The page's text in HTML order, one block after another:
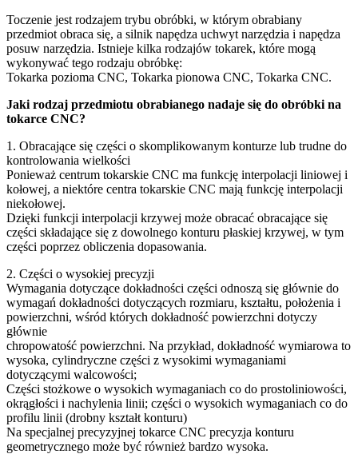
Toczenie jest rodzajem trybu obróbki, w którym obrabiany
przedmiot obraca się, a silnik napędza uchwyt narzędzia i napędza
posuw narzędzia. Istnieje kilka rodzajów tokarek, które mogą
wykonywać tego rodzaju obróbkę:
Tokarka pozioma CNC, Tokarka pionowa CNC, Tokarka CNC.
Jaki rodzaj przedmiotu obrabianego nadaje się do obróbki na
tokarce CNC?
1. Obracające się części o skomplikowanym konturze lub trudne do
kontrolowania wielkości
Ponieważ centrum tokarskie CNC ma funkcję interpolacji liniowej i
kołowej, a niektóre centra tokarskie CNC mają funkcję interpolacji
niekołowej.
Dzięki funkcji interpolacji krzywej może obracać obracające się
części składające się z dowolnego konturu płaskiej krzywej, w tym
części poprzez obliczenia dopasowania.
2. Części o wysokiej precyzji
Wymagania dotyczące dokładności części odnoszą się głównie do
wymagań dokładności dotyczących rozmiaru, kształtu, położenia i
powierzchni, wśród których dokładność powierzchni dotyczy
głównie
chropowatość powierzchni. Na przykład, dokładność wymiarowa to
wysoka, cylindryczne części z wysokimi wymaganiami
dotyczącymi walcowości;
Części stożkowe o wysokich wymaganiach co do prostoliniowości,
okrągłości i nachylenia linii; części o wysokich wymaganiach co do
profilu linii (drobny kształt konturu)
Na specjalnej precyzyjnej tokarce CNC precyzja konturu
geometrycznego może być również bardzo wysoka.